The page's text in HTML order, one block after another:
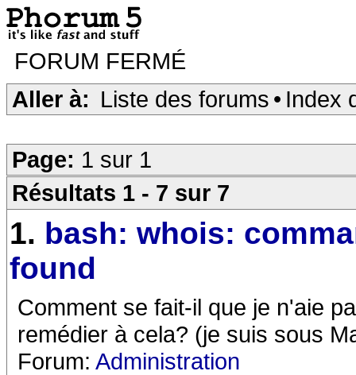
FORUM FERMÉ
Aller à: Liste des forums • Index
Page: 1 sur 1
Résultats 1 - 7 sur 7
1. bash: whois:
found
Comment se fait-il que je n'aie
remédier à cela? (je suis sous
Forum: Administration